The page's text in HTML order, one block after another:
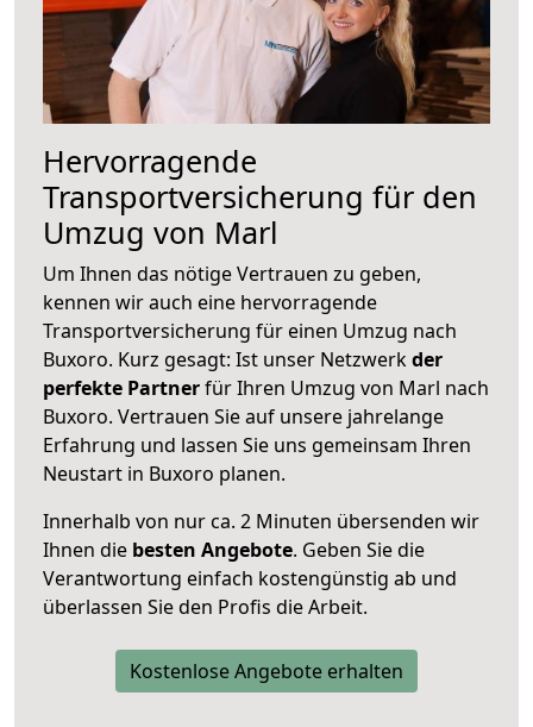
Hervorragende
Transportversicherung für den
Umzug von Marl
Um Ihnen das nötige Vertrauen zu geben,
kennen wir auch eine hervorragende
Transportversicherung für einen Umzug nach
Buxoro. Kurz gesagt: Ist unser Netzwerkder
perfekte Partnerfür Ihren Umzug von Marl nach
Buxoro. Vertrauen Sie auf unsere jahrelange
Erfahrung und lassen Sie uns gemeinsam Ihren
Neustart in Buxoro planen.
Innerhalb von nur ca. 2 Minuten übersenden wir
Ihnen die besten Angebote. Geben Sie die
Verantwortung einfach kostengünstig ab und
überlassen Sie den Profis die Arbeit.
Kostenlose Angebote erhalten